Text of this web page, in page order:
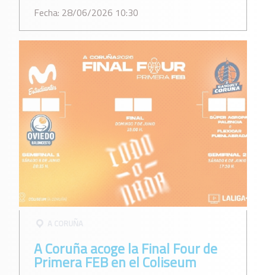
Fecha: 28/06/2026 10:30
A CORUÑA
A Coruña acoge la Final Four de
Primera FEB en el Coliseum